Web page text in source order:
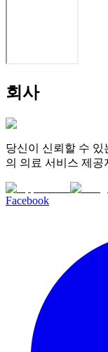
회사
당신이 신뢰할 수
의 의료 서비스 제공
Facebook